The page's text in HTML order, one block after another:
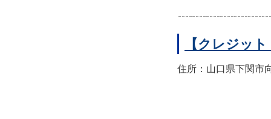
【クレジッ
住所：山口県下関市